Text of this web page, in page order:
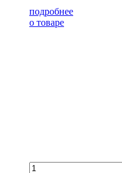
подробнее
о товаре